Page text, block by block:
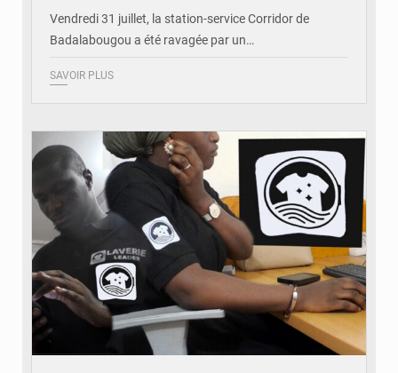
Vendredi 31 juillet, la station-service Corridor de
Badalabougou a été ravagée par un…
SAVOIR PLUS